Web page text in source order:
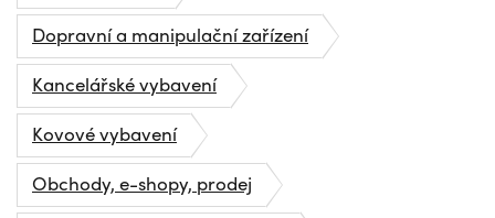
Dopravní a manipulační zařízení
Kancelářské vybavení
Kovové vybavení
Obchody, e-shopy, prodej